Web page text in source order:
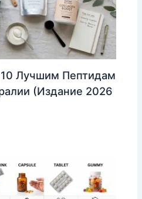
Лучшим Пептидам
(издание 2026